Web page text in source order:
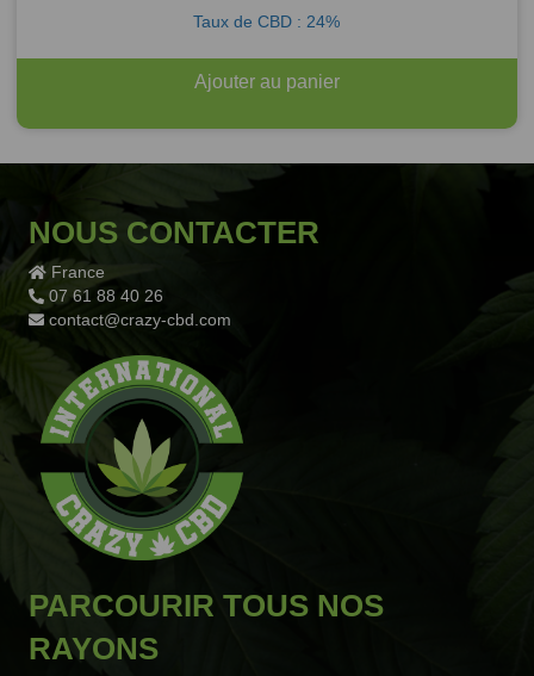
Taux de CBD : 24%
Ajouter au panier
NOUS CONTACTER
France
07 61 88 40 26
contact@crazy-cbd.com
PARCOURIR TOUS NOS
RAYONS